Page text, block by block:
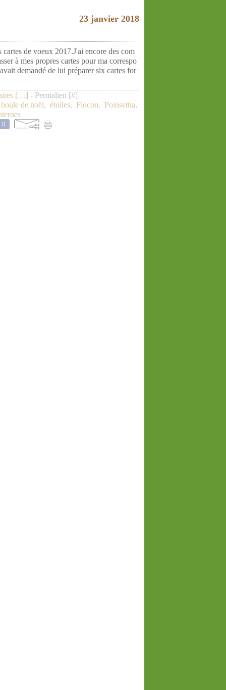
23 janvier 2018
de voeux 2017.J'ai encore des com
à mes propres cartes pour ma correspo
demandé de lui préparer six cartes for
[…] - Permalien [#]
boule de noël, étoiles, Flocon, Poinsettia,
0